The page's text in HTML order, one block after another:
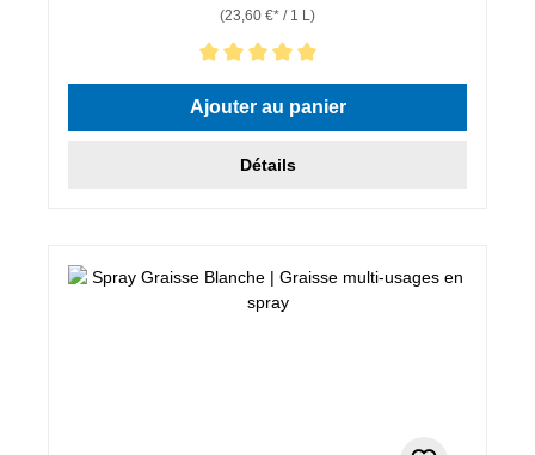
(23,60 €* / 1 L)
Note moyenne de 5 sur 5 étoiles
Ajouter au panier
Détails